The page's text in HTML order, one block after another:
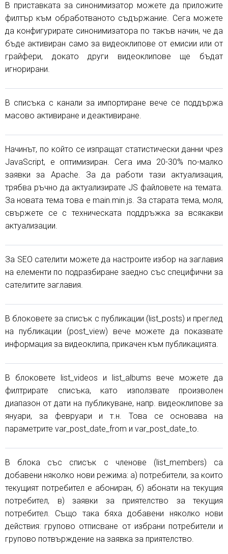
В приставката за синонимизатор можете да приложите
филтър към обработваното съдържание. Сега можете
да конфигурирате синонимизатора по такъв начин, че да
бъде активиран само за видеоклипове от емисии или от
грайфери, докато други видеоклипове ще бъдат
игнорирани.
В списъка с канали за импортиране вече се поддържа
масово активиране и деактивиране.
Начинът, по който се изпращат статистически данни чрез
JavaScript, е оптимизиран. Сега има 20-30% по-малко
заявки за Apache. За да работи тази актуализация,
трябва ръчно да актуализирате JS файловете на темата.
За новата тема това е main.min.js. За старата тема, моля,
свържете се с техническата поддръжка за всякакви
актуализации.
За SEO сателити можете да настроите избор на заглавия
на елементи по подразбиране заедно със специфични за
сателитите заглавия.
В блоковете за списък с публикации (list_posts) и преглед
на публикации (post_view) вече можете да показвате
информация за видеоклипа, прикачен към публикацията.
В блоковете list_videos и list_albums вече можете да
филтрирате списъка, като използвате произволен
диапазон от дати на публикуване, напр. видеоклипове за
януари, за февруари и т.н. Това се основава на
параметрите var_post_date_from и var_post_date_to.
В блока със списък с членове (list_members) са
добавени няколко нови режима: а) потребители, за които
текущият потребител е абониран, б) абонати на текущия
потребител, в) заявки за приятелство за текущия
потребител. Също така бяха добавени няколко нови
действия: групово отписване от избрани потребители и
групово потвърждение на заявка за приятелство.